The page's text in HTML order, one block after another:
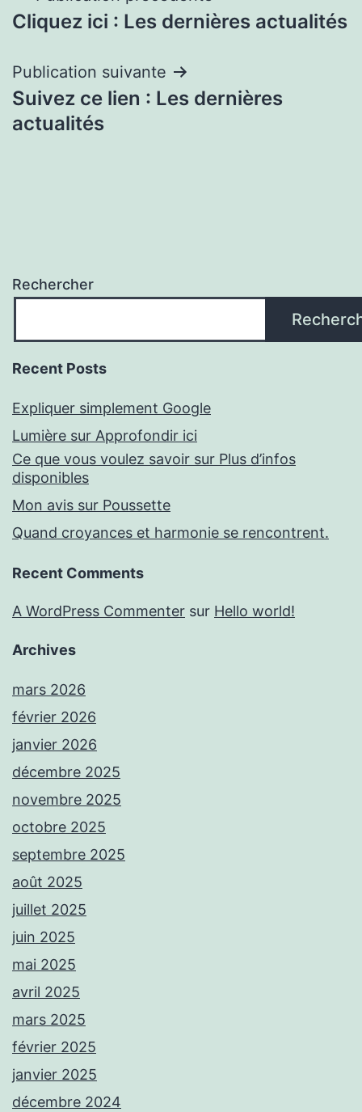
de
l’article
Cliquez ici : Les dernières actualités
Publication suivante
Suivez ce lien : Les dernières
actualités
Rechercher
Recent Posts
Expliquer simplement Google
Lumière sur Approfondir ici
Ce que vous voulez savoir sur Plus d’infos
disponibles
Mon avis sur Poussette
Quand croyances et harmonie se rencontrent.
Recent Comments
A WordPress Commenter sur Hello world!
Archives
mars 2026
février 2026
janvier 2026
décembre 2025
novembre 2025
octobre 2025
septembre 2025
août 2025
juillet 2025
juin 2025
mai 2025
avril 2025
mars 2025
février 2025
janvier 2025
décembre 2024